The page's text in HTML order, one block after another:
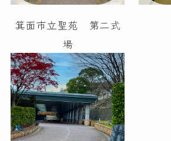
箕面市立聖苑 第二式
場